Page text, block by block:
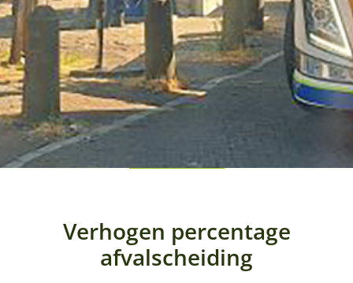
Verhogen percentage
afvalscheiding